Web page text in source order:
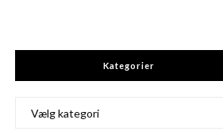
Kategorier